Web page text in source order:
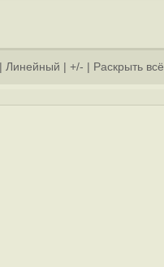
Линейный +/- Раскрыть всё